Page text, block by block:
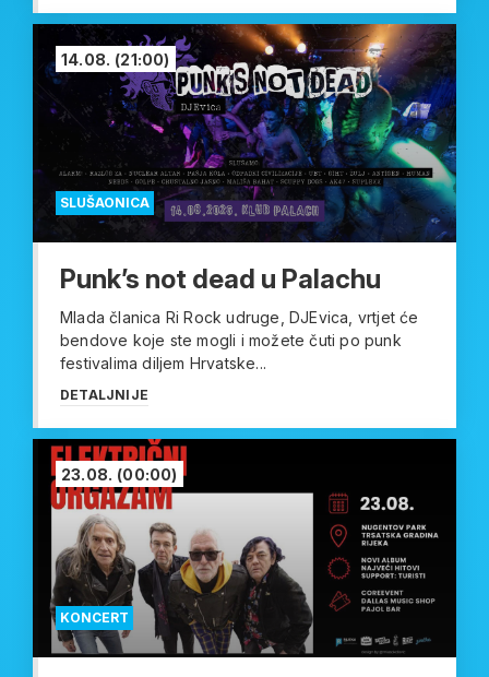
SLUŠAONICA
14.08. (21:00)
Punk’s not dead u Palachu
Mlada članica Ri Rock udruge, DJEvica, vrtjet će
bendove koje ste mogli i možete čuti po punk
festivalima diljem Hrvatske...
DETALJNIJE
KONCERT
23.08. (00:00)